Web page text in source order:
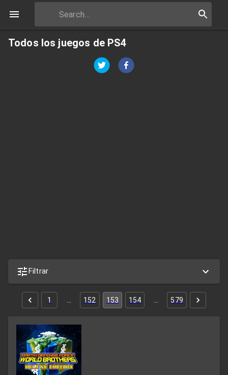
Todos los juegos de PS4
Filtrar
1 152 153 154 579